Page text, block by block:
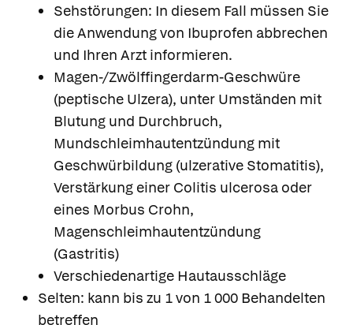
Sehstörungen: In diesem Fall müssen Sie
die Anwendung von Ibuprofen abbrechen
und Ihren Arzt informieren.
Magen-/Zwölffingerdarm-Geschwüre
(peptische Ulzera), unter Umständen mit
Blutung und Durchbruch,
Mundschleimhautentzündung mit
Geschwürbildung (ulzerative Stomatitis),
Verstärkung einer Colitis ulcerosa oder
eines Morbus Crohn,
Magenschleimhautentzündung
(Gastritis)
Verschiedenartige Hautausschläge
Selten: kann bis zu 1 von 1 000 Behandelten
betreffen